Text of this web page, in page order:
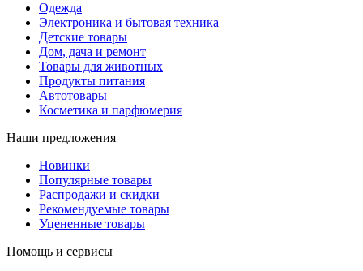
Одежда
Электроника и бытовая техника
Детские товары
Дом, дача и ремонт
Товары для животных
Продукты питания
Автотовары
Косметика и парфюмерия
Наши предложения
Новинки
Популярные товары
Распродажи и скидки
Рекомендуемые товары
Уцененные товары
Помощь и сервисы